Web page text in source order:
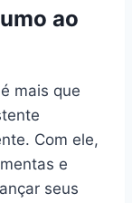
ao
é mais que
Com ele,
e
seus